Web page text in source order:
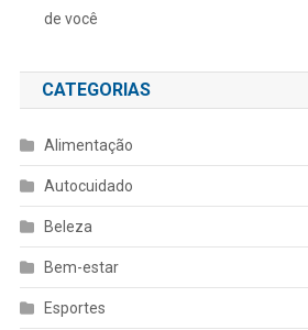
de você
CATEGORIAS
Alimentação
Autocuidado
Beleza
Bem-estar
Esportes